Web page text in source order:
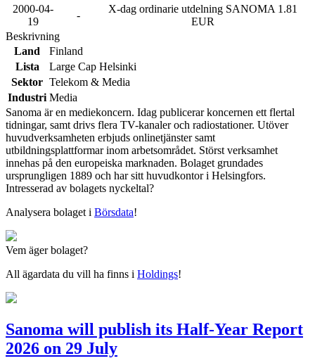
2000-04-
19
-
X-dag ordinarie utdelning SANOMA 1.81
EUR
Beskrivning
Land
Finland
Lista
Large Cap Helsinki
Sektor Telekom & Media
Industri Media
Sanoma är en mediekoncern. Idag publicerar koncernen ett flertal
tidningar, samt drivs flera TV-kanaler och radiostationer. Utöver
huvudverksamheten erbjuds onlinetjänster samt
utbildningsplattformar inom arbetsområdet. Störst verksamhet
innehas på den europeiska marknaden. Bolaget grundades
ursprungligen 1889 och har sitt huvudkontor i Helsingfors.
Intresserad av bolagets nyckeltal?
Analysera bolaget i Börsdata!
Vem äger bolaget?
All ägardata du vill ha finns i Holdings!
Sanoma will publish its Half-Year Report
2026 on 29 July